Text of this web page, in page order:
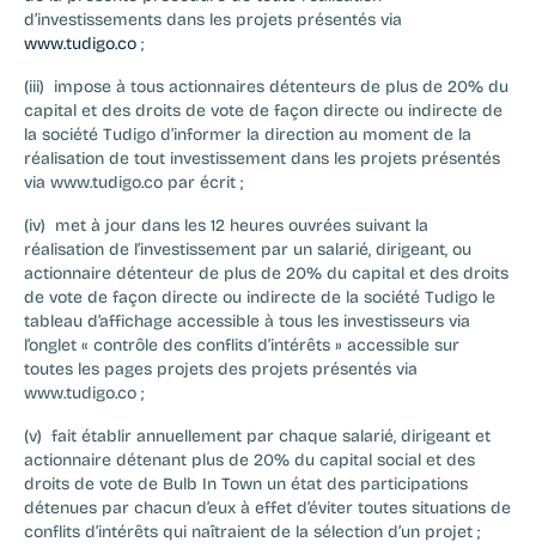
www.tudigo.co ;
(iii)  impose à tous actionnaires détenteurs de plus de 20% du
capital et des droits de vote de façon directe ou indirecte de
la société Tudigo d’informer la direction au moment de la
réalisation de tout investissement dans les projets présentés
via www.tudigo.co par écrit ;
(iv)  met à jour dans les 12 heures ouvrées suivant la
réalisation de l’investissement par un salarié, dirigeant, ou
actionnaire détenteur de plus de 20% du capital et des droits
de vote de façon directe ou indirecte de la société Tudigo le
tableau d’affichage accessible à tous les investisseurs via
l’onglet « contrôle des conflits d’intérêts » accessible sur
toutes les pages projets des projets présentés via
www.tudigo.co ;
(v)  fait établir annuellement par chaque salarié, dirigeant et
actionnaire détenant plus de 20% du capital social et des
droits de vote de Bulb In Town un état des participations
détenues par chacun d’eux à effet d’éviter toutes situations de
conflits d’intérêts qui naîtraient de la sélection d’un projet ;